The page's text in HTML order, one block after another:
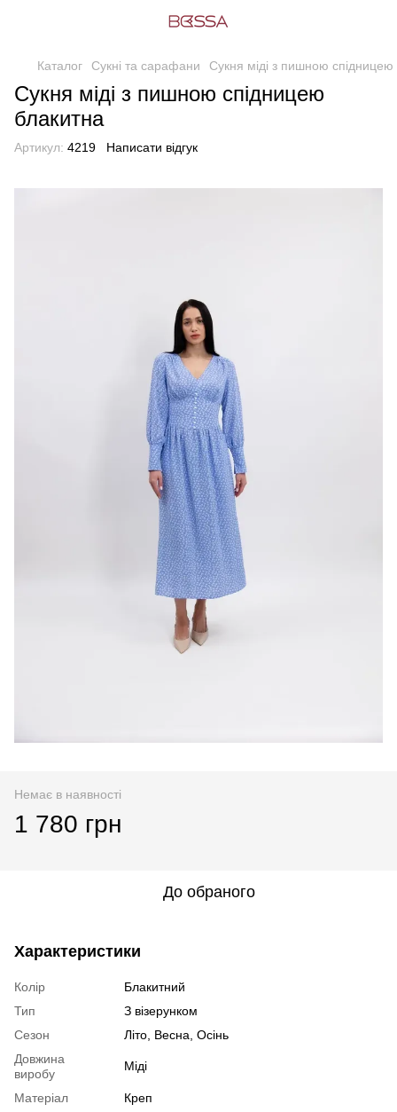
Каталог Сукні та сарафани Сукня міді з пишною спідницею
Сукня міді з пишною спідницею
блакитна
Артикул: 4219 Написати відгук
Немає в наявності
1 780 грн
До обраного
Характеристики
Колір
Блакитний
Тип
З візерунком
Сезон
Літо, Весна, Осінь
Довжина
виробу
Міді
Матеріал
Креп